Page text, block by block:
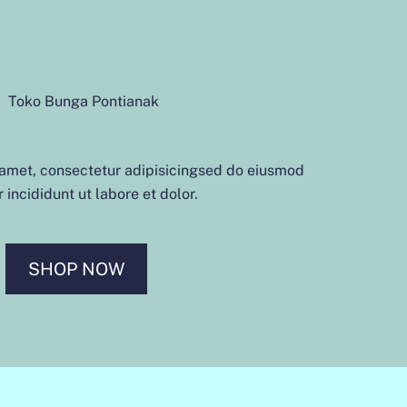
consectetur adipisicingsed do eiusmod
incididunt ut labore et dolor.
SHOP NOW